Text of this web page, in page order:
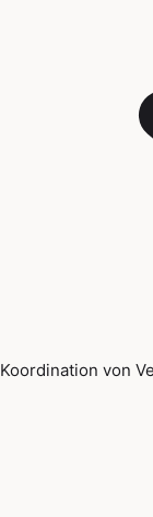
Koordination von